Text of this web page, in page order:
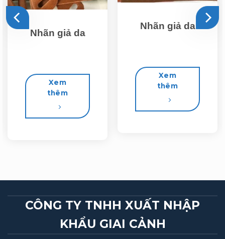
Nhãn giả da
Xem
thêm
Nhãn giả da
Xem
thêm
CÔNG TY TNHH XUẤT NHẬP
KHẨU GIAI CẢNH